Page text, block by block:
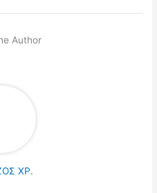
Author
ΧΡ.